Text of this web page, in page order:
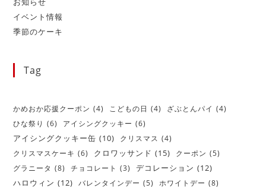
イベント情報
季節のケーキ
Tag
かめおか応援クーポン (4) こどもの日 (4) ざぶとんパイ (4)
ひな祭り (6) アイシングクッキー (6)
アイシングクッキー缶 (10) クリスマス (4)
クリスマスケーキ (6) クロワッサンド (15) クーポン (5)
グラニータ (8) チョコレート (3) デコレーション (12)
ハロウィン (12) バレンタインデー (5) ホワイトデー (8)